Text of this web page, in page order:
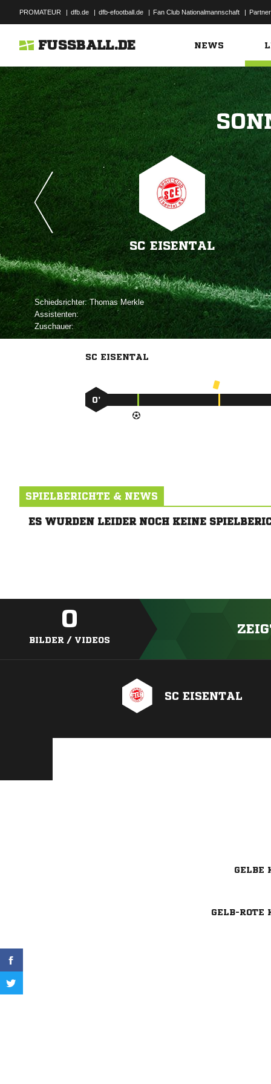
PROMATEUR | dfb.de | dfb-efootball.de | Fan Club Nationalmannschaft | Partner
FUSSBALL.DE NEWS
SC EISENTAL
Schiedsrichter: 
Assistenten:
Zuschauer:
SC EISENTAL
0’
SPIELBERICHTE & NEWS
ES WURDEN LEIDER NOCH KEINE
0
BILDER / VIDEOS
SC EISENTAL
GELBE
GELB-ROTE